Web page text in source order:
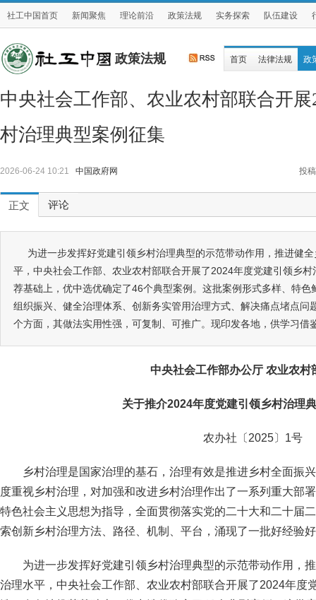
社工中国首页 新闻聚焦 理论前沿 政策法规 实务探索 队伍建设
政策法规 首页 法律法规 政
中央社会工作部、农业农村部联合开
村治理典型案例征集
2026-06-24 10:21 中国政府网 投稿
正文 评论
为进一步发挥好党建引领乡村治理典型的示范带动作用，推进健
平，中央社会工作部、农业农村部联合开展了2024年度党建引领乡
荐基础上，优中选优确定了46个典型案例。这批案例形式多样、特
组织振兴、健全治理体系、创新务实管用治理方式、解决痛点堵点问
个方面，其做法实用性强，可复制、可推广。现印发各地，供学习借
中央社会工作部办公厅 农业农村
关于推介2024年度党建引领乡村治理
农办社〔2025〕1号
乡村治理是国家治理的基石，治理有效是推进乡村全面振
度重视乡村治理，对加强和改进乡村治理作出了一系列重大部
特色社会主义思想为指导，全面贯彻落实党的二十大和二十届
索创新乡村治理方法、路径、机制、平台，涌现了一批好经验
为进一步发挥好党建引领乡村治理典型的示范带动作用，
治理水平，中央社会工作部、农业农村部联合开展了2024年度